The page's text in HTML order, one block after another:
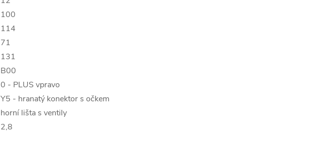
100
114
71
131
B00
0 - PLUS vpravo
Y5 - hranatý konektor s očkem
horní lišta s ventily
2,8